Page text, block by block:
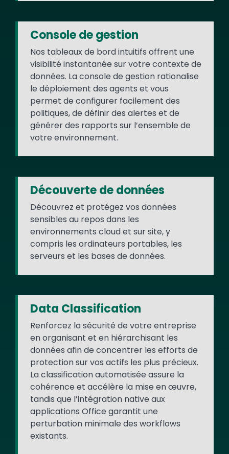
Console de gestion
Nos tableaux de bord intuitifs offrent une
visibilité instantanée sur votre contexte de
données. La console de gestion rationalise
le déploiement des agents et vous
permet de configurer facilement des
politiques, de définir des alertes et de
générer des rapports sur l’ensemble de
votre environnement.
Découverte de données
Découvrez et protégez vos données
sensibles au repos dans les
environnements cloud et sur site, y
compris les ordinateurs portables, les
serveurs et les bases de données.
Data Classification
Renforcez la sécurité de votre entreprise
en organisant et en hiérarchisant les
données afin de concentrer les efforts de
protection sur vos actifs les plus précieux.
La classification automatisée assure la
cohérence et accélère la mise en œuvre,
tandis que l’intégration native aux
applications Office garantit une
perturbation minimale des workflows
existants.